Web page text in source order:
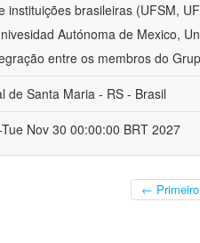
brasileiras (UFSM,
Autónoma de Mexico,
entre os membros do
de Santa Maria - RS - Brasil
Nov 30 00:00:00 BRT 2027
← Primeiro